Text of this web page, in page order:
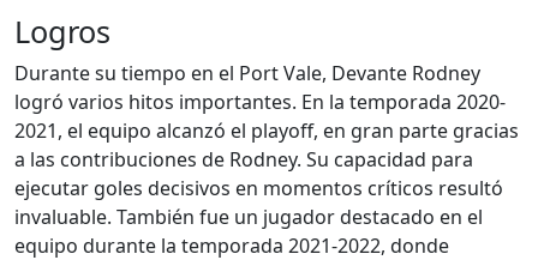
Logros
Durante su tiempo en el Port Vale, Devante Rodney
logró varios hitos importantes. En la temporada 2020-
2021, el equipo alcanzó el playoff, en gran parte gracias
a las contribuciones de Rodney. Su capacidad para
ejecutar goles decisivos en momentos críticos resultó
invaluable. También fue un jugador destacado en el
equipo durante la temporada 2021-2022, donde